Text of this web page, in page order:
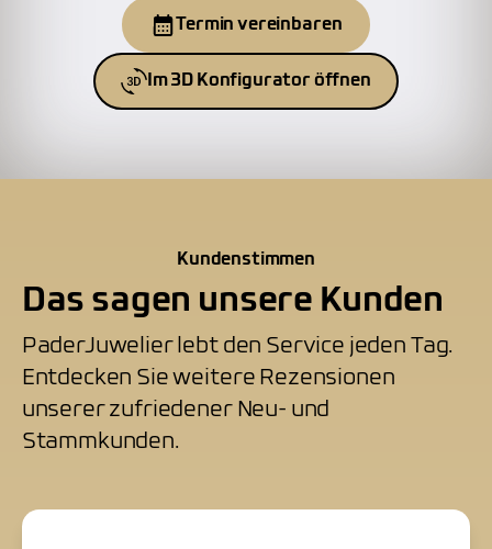
Termin vereinbaren
Im 3D Konfigurator öffnen
Kundenstimmen
Das sagen unsere Kunden
PaderJuwelier lebt den Service jeden Tag.
Entdecken Sie weitere Rezensionen
unserer zufriedener Neu- und
Stammkunden.